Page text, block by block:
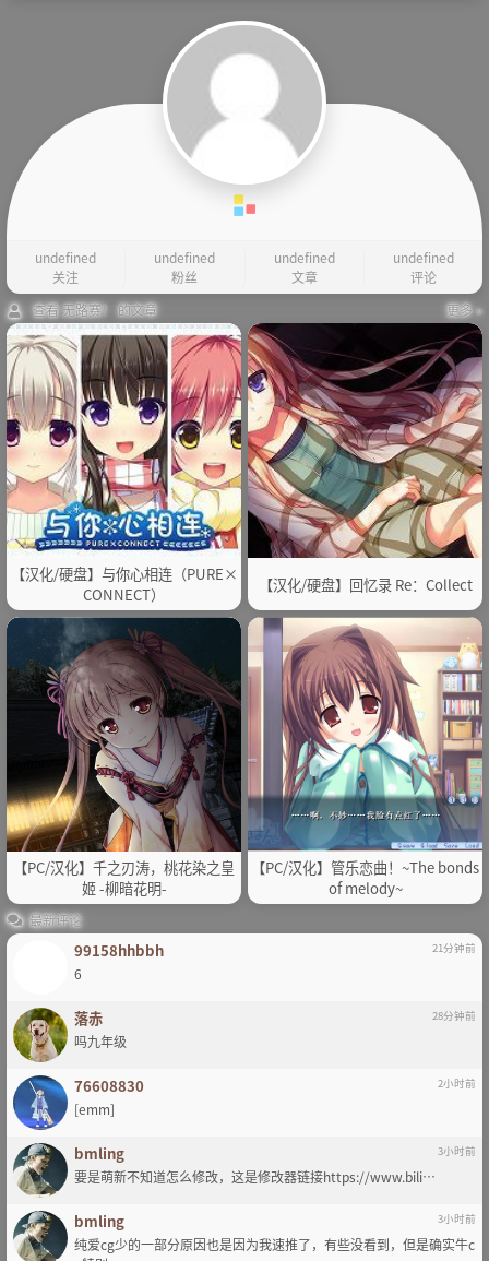
undefined
关注
undefined
粉丝
undefined
文章
undefined
评论
查看 无路赛！ 的文章
更多 »
【汉化/硬盘】与你心相连（PURE×
CONNECT）
【汉化/硬盘】回忆录 Re：Collect
【PC/汉化】千之刃涛，桃花染之皇
姬 -柳暗花明-
【PC/汉化】管乐恋曲！~The bonds
of melody~
最新评论
99158hhbbh 21分钟前
6
落赤 28分钟前
吗九年级
76608830 2小时前
[emm]
bmling 3小时前
要是萌新不知道怎么修改，这是修改器链接https://www.bili…
bmling 3小时前
纯爱cg少的一部分原因也是因为我速推了，有些没看到，但是确实牛c